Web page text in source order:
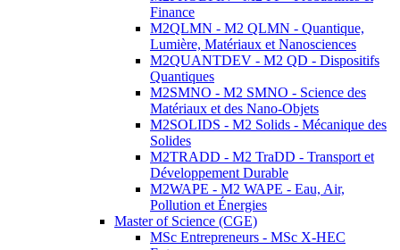
Finance
M2QLMN - M2 QLMN - Quantique,
Lumière, Matériaux et Nanosciences
M2QUANTDEV - M2 QD - Dispositifs
Quantiques
M2SMNO - M2 SMNO - Science des
Matériaux et des Nano-Objets
M2SOLIDS - M2 Solids - Mécanique des
Solides
M2TRADD - M2 TraDD - Transport et
Développement Durable
M2WAPE - M2 WAPE - Eau, Air,
Pollution et Énergies
Master of Science (CGE)
MSc Entrepreneurs - MSc X-HEC